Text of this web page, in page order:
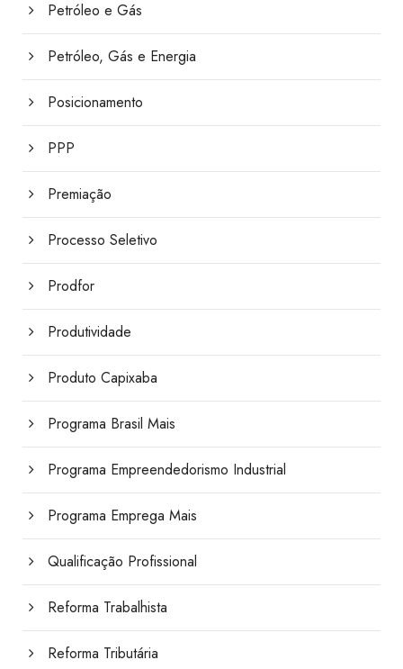
Petróleo e Gás
Petróleo, Gás e Energia
Posicionamento
PPP
Premiação
Processo Seletivo
Prodfor
Produtividade
Produto Capixaba
Programa Brasil Mais
Programa Empreendedorismo Industrial
Programa Emprega Mais
Qualificação Profissional
Reforma Trabalhista
Reforma Tributária